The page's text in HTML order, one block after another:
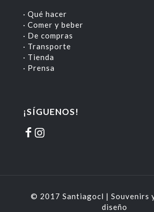
· Qué hacer
· Comer y beber
· De compras
· Transporte
· Tienda
· Prensa
¡SÍGUENOS!
© 2017 Santiagocl | Souvenirs
diseño